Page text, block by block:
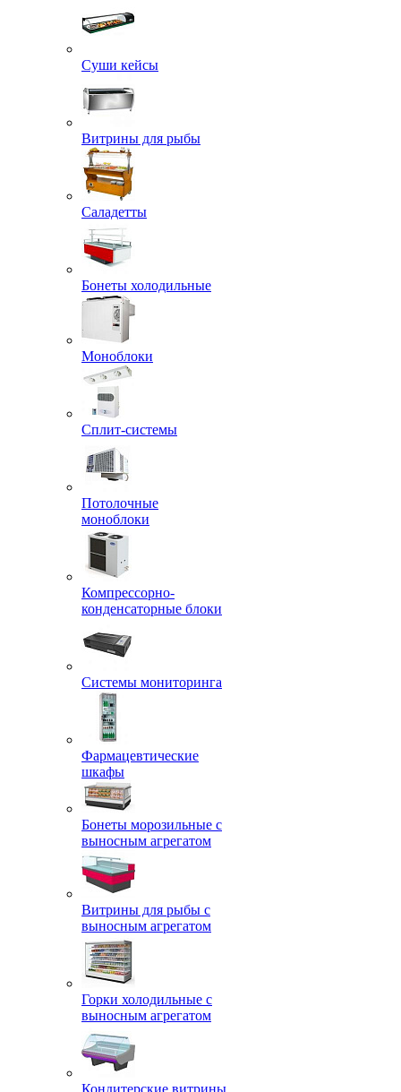
Суши кейсы
Витрины для рыбы
Саладетты
Бонеты холодильные
Моноблоки
Сплит-системы
Потолочные
моноблоки
Компрессорно-
конденсаторные блоки
Системы мониторинга
Фармацевтические
шкафы
Бонеты морозильные с
выносным агрегатом
Витрины для рыбы с
выносным агрегатом
Горки холодильные с
выносным агрегатом
Кондитерские витрины